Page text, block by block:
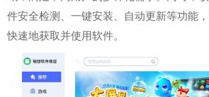
件安全检测、一键安装、自动更新等功能
快速地获取并使用软件。